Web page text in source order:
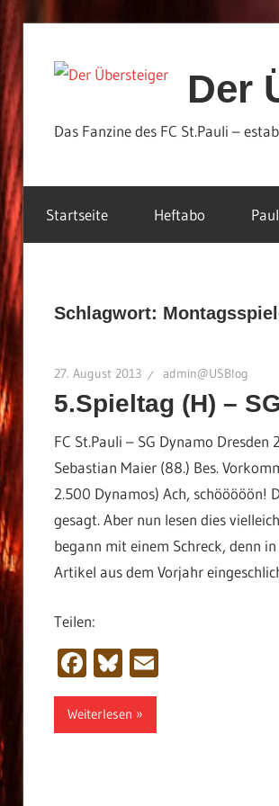
Inhalt
Der
Das Fanzine des FC St.Pauli –
Startseite Heftabo
Schlagwort:
27. August 2013 admin@USBlog
5.Spieltag (H) –
FC St.Pauli – SG Dynamo
Sebastian Maier (88.) Bes.
2.500 Dynamos) Ach, schööööön!
gesagt. Aber nun lesen dies
begann mit einem Schreck, denn
Artikel aus dem Vorjahr
Teilen:
Facebook
Bluesky
Email
Weiterlesen